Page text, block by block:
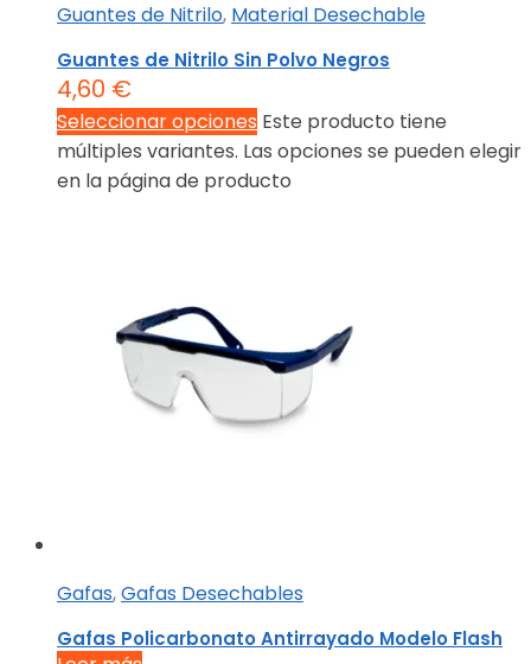
Guantes de Nitrilo, Material Desechable
Guantes de Nitrilo Sin Polvo Negros
4,60 €
Seleccionar opciones Este producto tiene
múltiples variantes. Las opciones se pueden elegir
en la página de producto
Gafas,Gafas Desechables
Gafas Policarbonato Antirrayado Modelo Flash